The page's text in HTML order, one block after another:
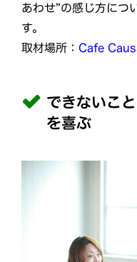
あわせ”の感じ方につ
す。
取材場所： Cafe
できないこ
を喜ぶ